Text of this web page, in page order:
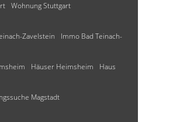
Wohnung Stuttgart
Zavelstein
Immo Bad Teinach-
Häuser Heimsheim
Haus
Magstadt